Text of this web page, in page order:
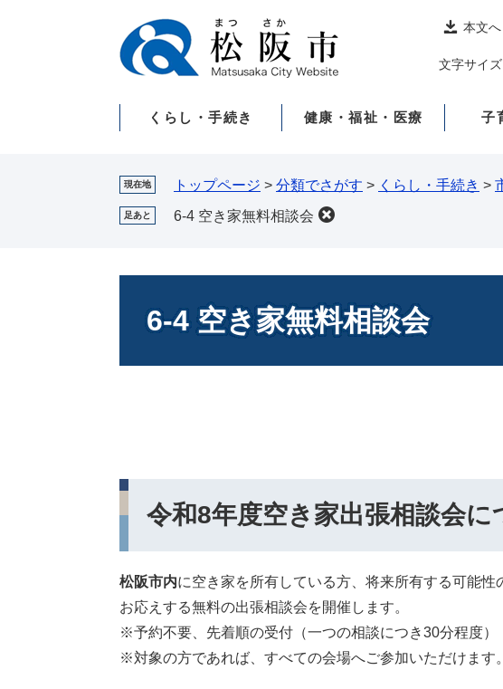
本文へ
文字サイズ
くらし・手続き 健康・福祉・医療 子
現在地 トップページ > 分類でさがす > くらし・手続き >
足あと 6-4 空き家無料相談会
6-4 空き家無料相談会
令和8年度空き家出張相談会に
松阪市内に空き家を所有している方、将来所有する可能性
お応えする無料の出張相談会を開催します。
​※予約不要、先着順の受付（一つの相談につき30分程度）
※対象の方であれば、すべての会場へご参加いただけます。